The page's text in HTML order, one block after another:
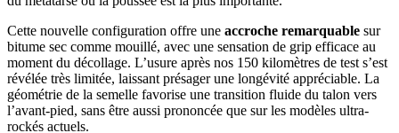
Cette nouvelle configuration offre une accroche remarquable sur
bitume sec comme mouillé, avec une sensation de grip efficace au
moment du décollage. L’usure après nos 150 kilomètres de test s’est
révélée très limitée, laissant présager une longévité appréciable. La
géométrie de la semelle favorise une transition fluide du talon vers
l’avant-pied, sans être aussi prononcée que sur les modèles ultra-
rockés actuels.